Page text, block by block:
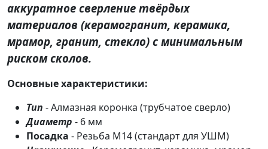
аккуратное сверление твёрдых
материалов (керамогранит, керамика,
мрамор, гранит, стекло) с минимальным
риском сколов.
Основные характеристики:
Тип - Алмазная коронка (трубчатое сверло)
Диаметр - 6 мм
Посадка - Резьба М14 (стандарт для УШМ)